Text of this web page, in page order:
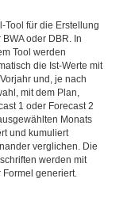
Tool für die Erstellung
BWA oder DBR. In
Tool werden
die Ist-Werte mit
und, je nach
mit dem Plan,
1 oder Forecast 2
Monats
und kumuliert
verglichen. Die
werden mit
Formel generiert.